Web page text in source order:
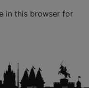
in this browser for